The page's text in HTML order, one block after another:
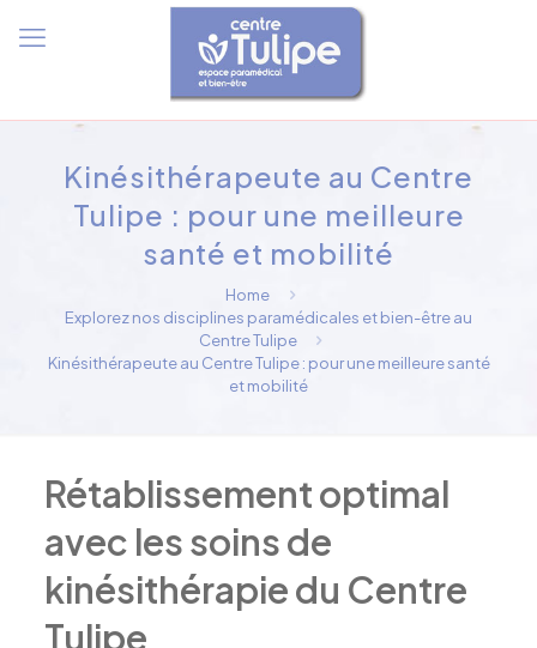
Kinésithérapeute au Centre
Tulipe : pour une meilleure
santé et mobilité
Home
Explorez nos disciplines paramédicales et bien-être au
Centre Tulipe
Kinésithérapeute au Centre Tulipe : pour une meilleure santé
et mobilité
Rétablissement optimal
avec les soins de
kinésithérapie du Centre
Tulipe